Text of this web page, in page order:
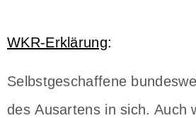
WKR-Erklärung:
Selbstgeschaffene
des Ausartens in sich. Auch